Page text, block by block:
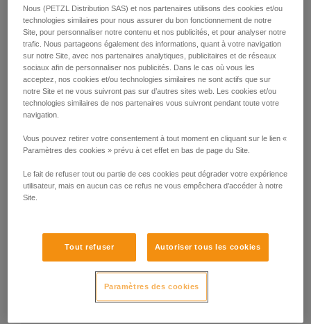
Modèle actuel d'ASAP LOCK :
ASAP LOCK 2026
temps. Consultez la dernière version de la notice
technique sur petzl.com :
https://www.petzl.com/US/en/Professional/Mobil
Nous (PETZL Distribution SAS) et nos partenaires utilisons des cookies et/ou
technologies similaires pour nous assurer du bon fonctionnement de notre
Site, pour personnaliser notre contenu et nos publicités, et pour analyser notre
trafic. Nous partageons également des informations, quant à votre navigation
sur notre Site, avec nos partenaires analytiques, publicitaires et de réseaux
sociaux afin de personnaliser nos publicités. Dans le cas où vous les
acceptez, nos cookies et/ou technologies similaires ne sont actifs que sur
notre Site et ne vous suivront pas sur d’autres sites web. Les cookies et/ou
technologies similaires de nos partenaires vous suivront pendant toute votre
navigation.
Vous pouvez retirer votre consentement à tout moment en cliquant sur le lien «
Paramètres des cookies » prévu à cet effet en bas de page du Site.
Le fait de refuser tout ou partie de ces cookies peut dégrader votre expérience
utilisateur, mais en aucun cas ce refus ne vous empêchera d’accéder à notre
Site.
Tout refuser Autoriser tous les cookies
Paramètres des cookies